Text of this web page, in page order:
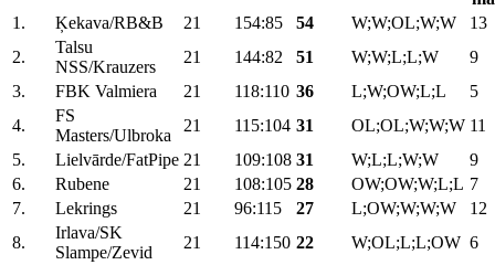
1.
Ķekava/RB&B 21 154:85 54 W;W;OL;W;W
13
2.
Talsu
NSS/Krauzers
21 144:82 51 W;W;L;L;W
9
3.
FBK Valmiera 21 118:110 36 L;W;OW;L;L
5
4.
FS
Masters/Ulbroka
21 115:104 31 OL;OL;W;W;W 11
5.
Lielvārde/FatPipe 21 109:108 31 W;L;L;W;W
9
6.
Rubene 21 108:105 28 OW;OW;W;L;L 7
7.
Lekrings 21 96:115 27 L;OW;W;W;W
12
8.
Irlava/SK
Slampe/Zevid
21 114:150 22 W;OL;L;L;OW 6